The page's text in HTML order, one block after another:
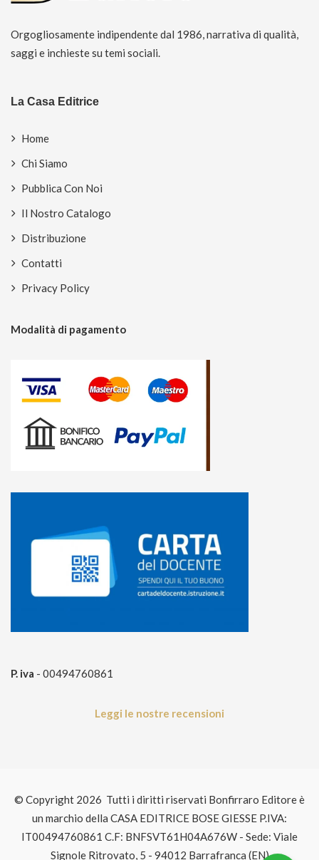
Orgogliosamente indipendente dal 1986, narrativa di qualità,
saggi e inchieste su temi sociali.
La Casa Editrice
Home
Chi Siamo
Pubblica Con Noi
Il Nostro Catalogo
Distribuzione
Contatti
Privacy Policy
Modalità di pagamento
P. iva - 00494760861
Leggi le nostre recensioni
© Copyright 2026 Tutti i diritti riservati Bonfirraro Editore è
un marchio della CASA EDITRICE BOSE GIESSE P.IVA:
IT00494760861 C.F: BNFSVT61H04A676W - Sede: Viale
Signole Ritrovato, 5 - 94012 Barrafranca (EN)